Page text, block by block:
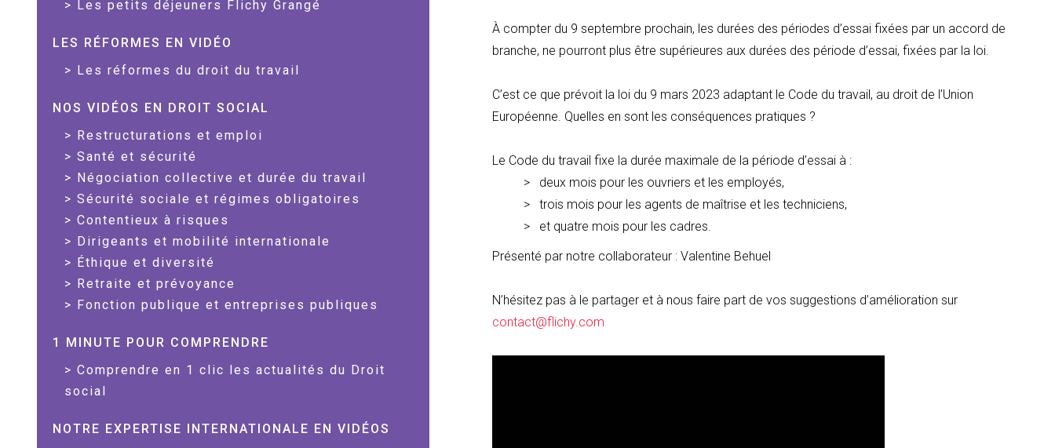
Les petits déjeuners Flichy Grangé
LES RÉFORMES EN VIDÉO
Les réformes du droit du travail
NOS VIDÉOS EN DROIT SOCIAL
Restructurations et emploi
Santé et sécurité
Négociation collective et durée du travail
Sécurité sociale et régimes obligatoires
Contentieux à risques
Dirigeants et mobilité internationale
Éthique et diversité
Retraite et prévoyance
Fonction publique et entreprises publiques
1 MINUTE POUR COMPRENDRE
Comprendre en 1 clic les actualités du Droit
social
NOTRE EXPERTISE INTERNATIONALE EN VIDÉOS
À compter du 9 septembre prochain, les durées des périodes d’essai fixées par un accord de
branche, ne pourront plus être supérieures aux durées des période d’essai, fixées par la loi.
C’est ce que prévoit la loi du 9 mars 2023 adaptant le Code du travail, au droit de l’Union
Européenne. Quelles en sont les conséquences pratiques ?
Le Code du travail fixe la durée maximale de la période d’essai à :
deux mois pour les ouvriers et les employés,
trois mois pour les agents de maîtrise et les techniciens,
et quatre mois pour les cadres.
Présenté par notre collaborateur : Valentine Behuel
N’hésitez pas à le partager et à nous faire part de vos suggestions d’amélioration sur
contact@flichy.com